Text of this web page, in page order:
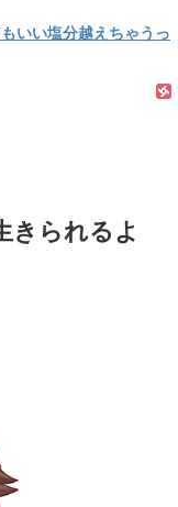
いい塩分越えちゃうっ
きられるよ